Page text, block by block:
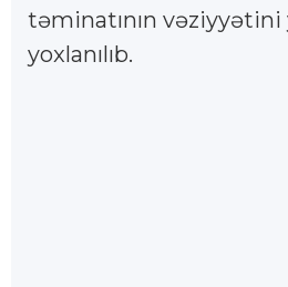
təminatının
yoxlanılıb.